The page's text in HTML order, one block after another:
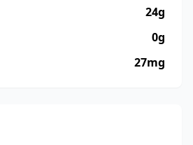
24g
0g
27mg